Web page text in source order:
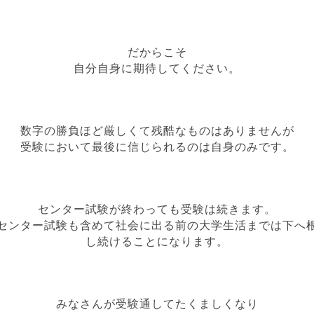
だからこそ
自分自身に期待してください。
数字の勝負ほど厳しくて残酷なものはありませんが
受験において最後に信じられるのは自身のみです。
センター試験が終わっても受験は続きます。
ンター試験も含めて社会に出る前の大学生活までは下へ
し続けることになります。
みなさんが受験通してたくましくなり